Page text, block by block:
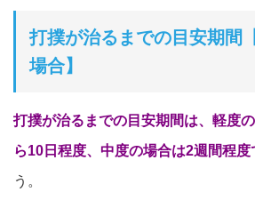
打撲が治るまでの目安期間
場合】
打撲が治るまでの目安期間は、軽度
ら10日程度、中度の場合は2週間程度
う。